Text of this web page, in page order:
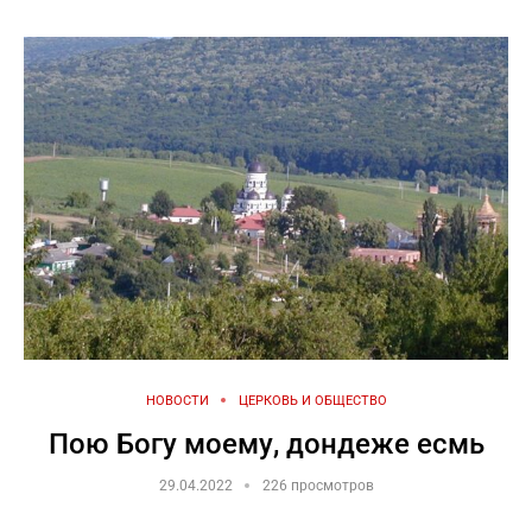
НОВОСТИ ЦЕРКОВЬ И ОБЩЕСТВО
Пою Богу моему, дондеже есмь
29.04.2022 226 просмотров